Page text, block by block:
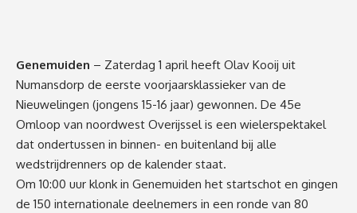
Genemuiden – Zaterdag 1 april heeft Olav Kooij uit
Numansdorp de eerste voorjaarsklassieker van de
Nieuwelingen (jongens 15-16 jaar) gewonnen. De 45e
Omloop van noordwest Overijssel is een wielerspektakel
dat ondertussen in binnen- en buitenland bij alle
wedstrijdrenners op de kalender staat.
Om 10:00 uur klonk in Genemuiden het startschot en gingen
de 150 internationale deelnemers in een ronde van 80